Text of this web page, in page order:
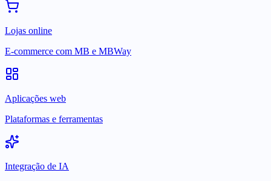
Lojas online
E-commerce com MB e MBWay
Aplicações web
Plataformas e ferramentas
Integração de IA